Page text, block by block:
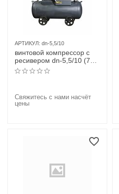
АРТИКУЛ: dn-5,5/10
винтовой компрессор с
ресивером dn-5,5/10 (700
л/мин, 5,5 квт) dali
Свяжитесь с нами насчёт
цены